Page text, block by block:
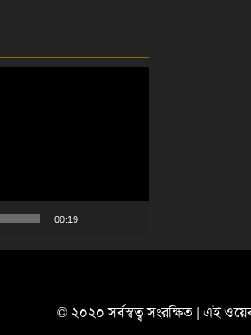
00:19
© ২০২০ সর্বস্বত্ব সংরক্ষিত | এই